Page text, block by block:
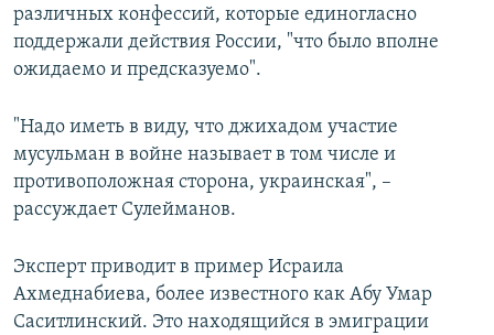
различных конфессий, которые единогласно
поддержали действия России, "что было вполне
ожидаемо и предсказуемо".
"Надо иметь в виду, что джихадом участие
мусульман в войне называет в том числе и
противоположная сторона, украинская", –
рассуждает Сулейманов.
Эксперт приводит в пример Исраила
Ахмеднабиева, более известного как Абу Умар
Саситлинский. Это находящийся в эмиграции